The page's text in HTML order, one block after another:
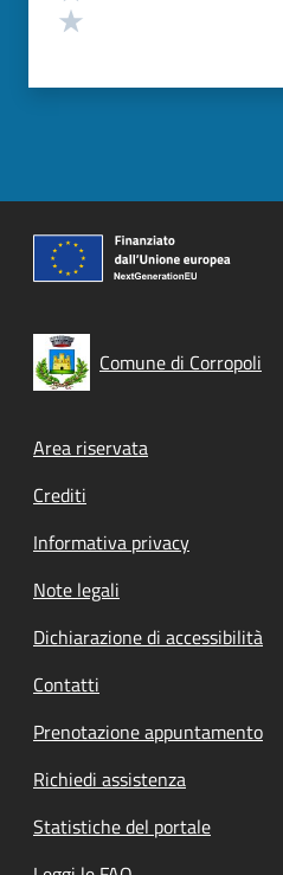
Comune di Corropoli
Footer menu
Area riservata
Crediti
Informativa privacy
Note legali
Dichiarazione di accessibilità
Contatti
Prenotazione appuntamento
Richiedi assistenza
Statistiche del portale